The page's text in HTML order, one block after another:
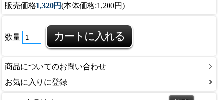
販売価格1,320円(本体価格:1,200円)
数量
商品についてのお問い合わせ
お気に入りに登録